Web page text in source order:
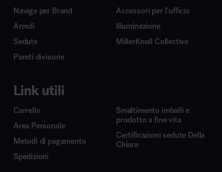
Naviga per Brand
Arredi
Sedute
Pareti divisorie
Accessori per l’ufficio
Illuminazione
MillerKnoll Collective
Link utili
Carrello
Area Personale
Metodi di pagamento
Spedizioni
Smaltimento imballi e
prodotto a fine vita
Certificazioni sedute Della
Chiara